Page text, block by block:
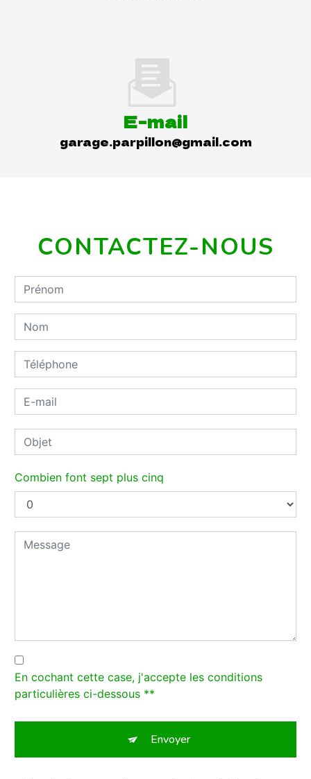
E-mail
garage.parpillon@gmail.com
CONTACTEZ-NOUS
Combien font sept plus cinq
En cochant cette case, j'accepte les conditions
particulières ci-dessous **
Envoyer